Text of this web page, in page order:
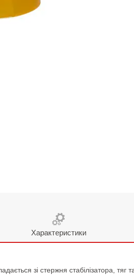
Характеристики
зі стержня стабілізатора,